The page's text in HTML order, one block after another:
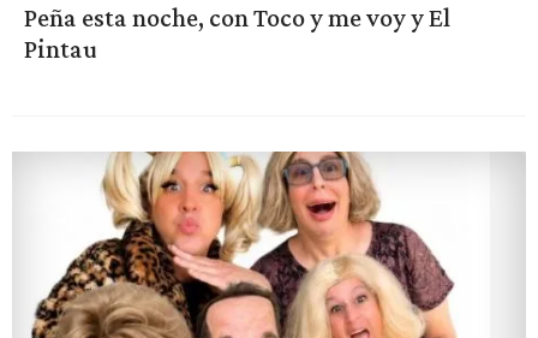
Peña esta noche, con Toco y me voy y El
Pintau